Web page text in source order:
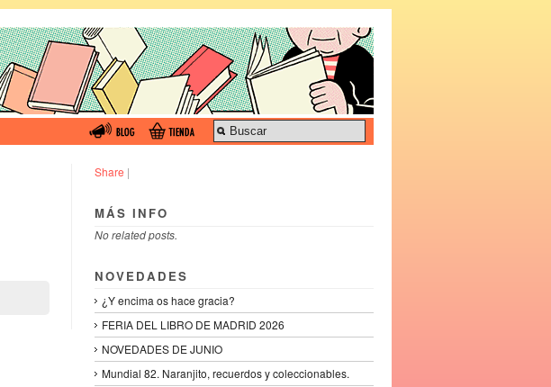
Share |
MÁS INFO
No related posts.
NOVEDADES
¿Y encima os hace gracia?
FERIA DEL LIBRO DE MADRID 2026
NOVEDADES DE JUNIO
Mundial 82. Naranjito, recuerdos y coleccionables.